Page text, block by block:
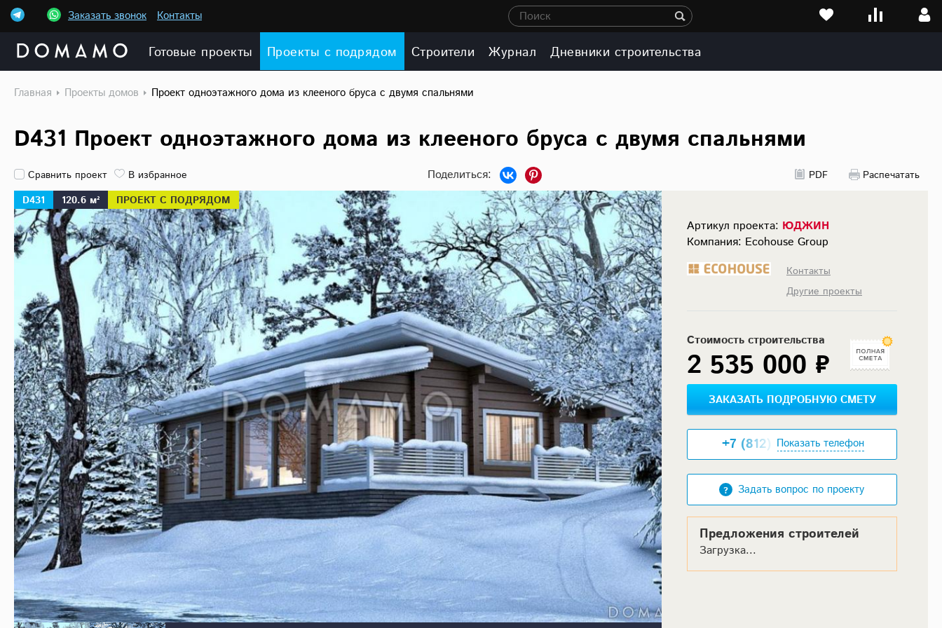
Заказать звонок Контакты Поиск
Готовые проекты Проекты с подрядом Строители Журнал Дневники строительства
Главная Проекты домов Проект одноэтажного дома из клееного бруса с двумя спальнями
D431 Проект одноэтажного дома из клееного бруса с двумя спальнями
Сравнить проект В избранное PDF
Распечатать
D431
120.6 м² ПРОЕКТ С ПОДРЯДОМ
Артикул проекта: ЮДЖИН
Компания: Ecohouse Group
Контакты
Другие проекты
Стоимость строительства
2 535 000 ₽
ЗАКАЗАТЬ ПОДРОБНУЮ СМЕТУ
+7 (812) XXX-XX-XX
Показать телефон
Задать вопрос по проекту
Предложения строителей
Загрузка...